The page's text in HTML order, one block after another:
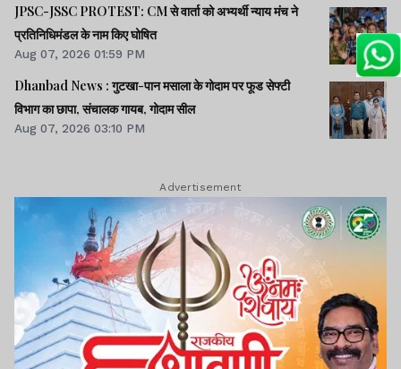
JPSC-JSSC PROTEST: CM से वार्ता को अभ्यर्थी न्याय मंच ने
प्रतिनिधिमंडल के नाम किए घोषित
Aug 07, 2026 01:59 PM
Dhanbad News : गुटखा-पान मसाला के गोदाम पर फूड सेफ्टी
विभाग का छापा, संचालक गायब, गोदाम सील
Aug 07, 2026 03:10 PM
Advertisement